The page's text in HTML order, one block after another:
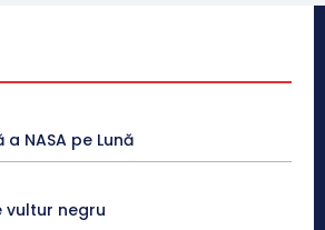
NASA pe Lună
vultur negru